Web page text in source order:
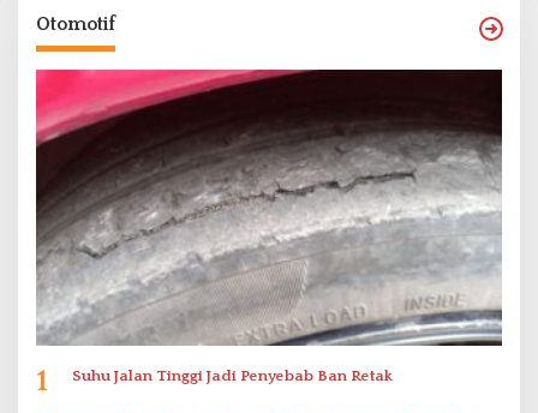
Otomotif
1 Suhu Jalan Tinggi Jadi Penyebab Ban Retak